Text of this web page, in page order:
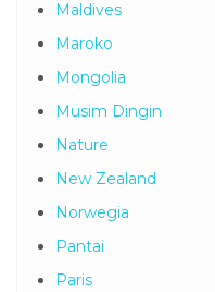
Maldives
Maroko
Mongolia
Musim Dingin
Nature
New Zealand
Norwegia
Pantai
Paris